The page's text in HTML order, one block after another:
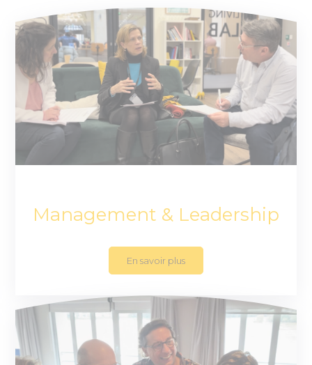
Management & Leadership
En savoir plus